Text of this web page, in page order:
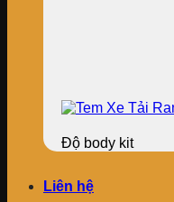
Độ body kit
Liên hệ